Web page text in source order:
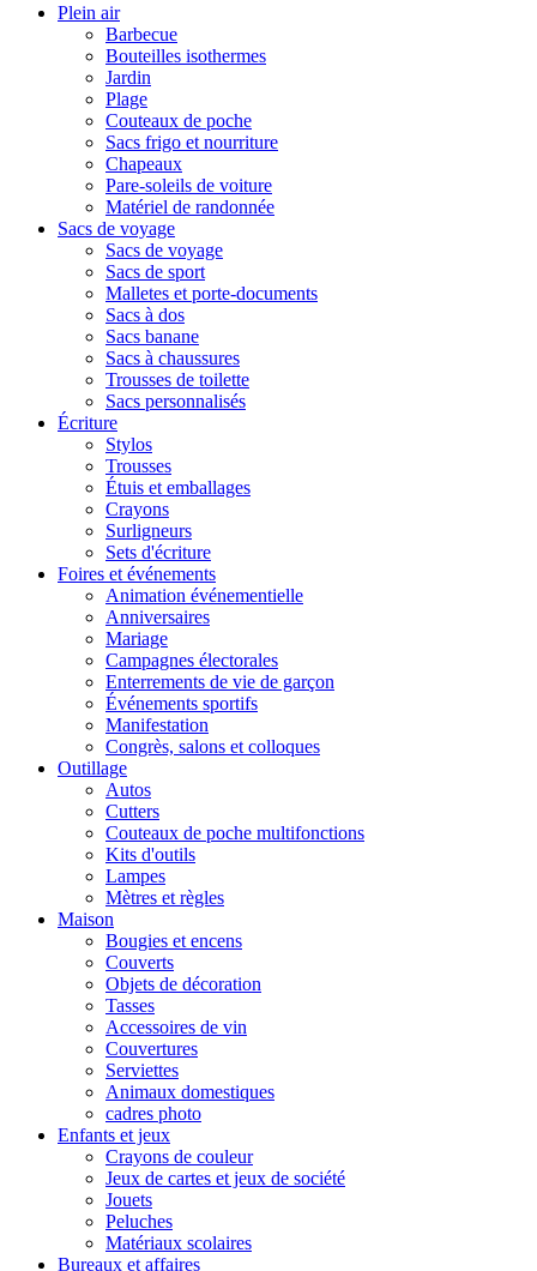
Plein air
Barbecue
Bouteilles isothermes
Jardin
Plage
Couteaux de poche
Sacs frigo et nourriture
Chapeaux
Pare-soleils de voiture
Matériel de randonnée
Sacs de voyage
Sacs de voyage
Sacs de sport
Malletes et porte-documents
Sacs à dos
Sacs banane
Sacs à chaussures
Trousses de toilette
Sacs personnalisés
Écriture
Stylos
Trousses
Étuis et emballages
Crayons
Surligneurs
Sets d'écriture
Foires et événements
Animation événementielle
Anniversaires
Mariage
Campagnes électorales
Enterrements de vie de garçon
Événements sportifs
Manifestation
Congrès, salons et colloques
Outillage
Autos
Cutters
Couteaux de poche multifonctions
Kits d'outils
Lampes
Mètres et règles
Maison
Bougies et encens
Couverts
Objets de décoration
Tasses
Accessoires de vin
Couvertures
Serviettes
Animaux domestiques
cadres photo
Enfants et jeux
Crayons de couleur
Jeux de cartes et jeux de société
Jouets
Peluches
Matériaux scolaires
Bureaux et affaires